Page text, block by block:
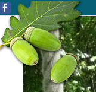
Facebook